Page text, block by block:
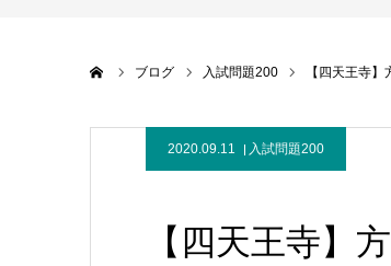
ブログ 入試問題200 【四天王寺
2020.09.11 入試問題200
【四天王寺】